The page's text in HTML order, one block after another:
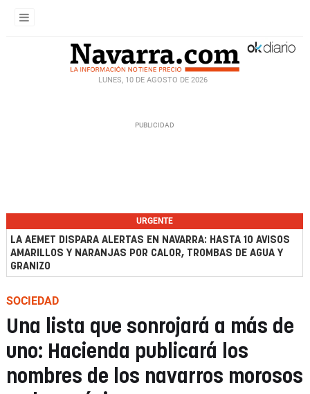
LUNES, 10 DE AGOSTO DE 2026
URGENTE
LA AEMET DISPARA ALERTAS EN NAVARRA: HASTA 10 AVISOS
AMARILLOS Y NARANJAS POR CALOR, TROMBAS DE AGUA Y
GRANIZO
SOCIEDAD
Una lista que sonrojará a más de
uno: Hacienda publicará los
nombres de los navarros morosos